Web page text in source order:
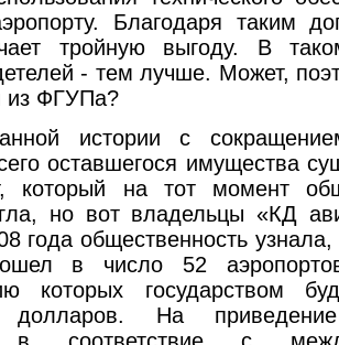
Благодаря таким
тройную выгоду. В
- тем лучше. Может,
из ФГУПа?
истории с
оставшегося имущества
который на тот момент
но вот владельцы «КД
года общественность узнала,
в число 52
которых государством
долларов. На приведение